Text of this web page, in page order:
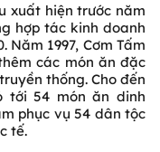
xuất hiện trước năm
hợp tác kinh doanh
1997, Cơm Tấm
các món ăn đặc
thống. Cho đến
tới 54 món ăn dinh
phục vụ 54 dân tộc
tế.